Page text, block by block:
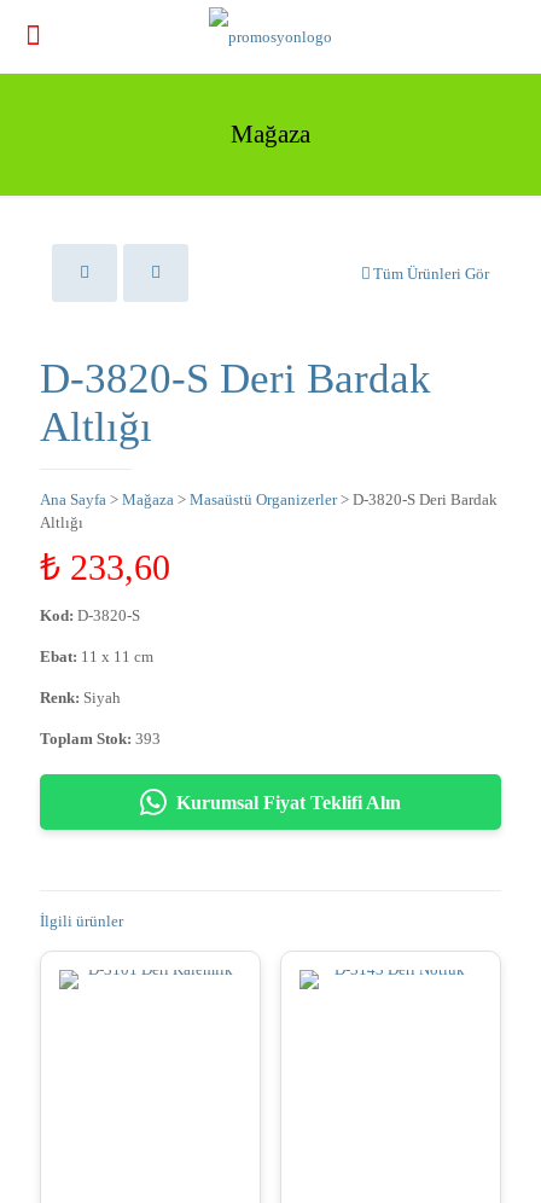
Mağaza
Tüm Ürünleri Gör
D-3820-S Deri Bardak
Altlığı
Ana Sayfa > Mağaza > Masaüstü Organizerler> D-3820-S Deri Bardak
Altlığı
₺ 233,60
Kod: D-3820-S
Ebat: 11 x 11 cm
Renk: Siyah
Toplam Stok: 393
Kurumsal Fiyat Teklifi Alın
İlgili ürünler